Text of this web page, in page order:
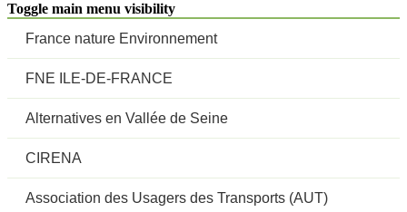
Toggle main menu visibility
France nature Environnement
FNE ILE-DE-FRANCE
Alternatives en Vallée de Seine
CIRENA
Association des Usagers des Transports (AUT)